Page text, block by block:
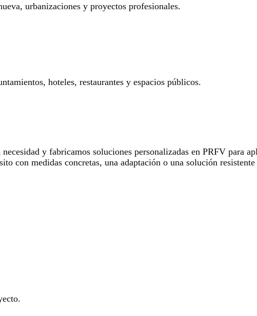
urbanizaciones y proyectos profesionales.
hoteles, restaurantes y espacios públicos.
y fabricamos soluciones personalizadas en PRFV para
con medidas concretas, una adaptación o una solución